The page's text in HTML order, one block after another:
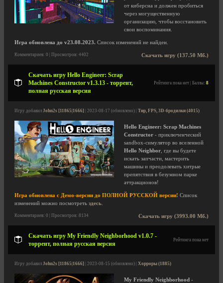
от киберсна и должен пробиться
через могущественную
организацию, чтобы восстановить
свои воспоминания.
Игра обновлена до v23.08.2023. Список изменений не найден.
Скачать игру (137.50 Мб.)
Комментариев: 0 | Просмотров: 4402
Скачать игру Hello Engineer: Scrap
Machines Constructor v1.3.13 - торрент,
полная русская версия
Рейтинга пока нет | Баллы: 8
Игру добавил John2s [11865|1666] | 2023-08-17 (обновлено) | Тир, FPS, 3D-бродилки (4015)
Hello Engineer: Scrap Machines
Constructor - приключенческий
sandbox-симулятор во вселенной
Hello Neighbor , где вы будете
искать запчасти, мастерить
машины и преодолевать хитрые
препятствия в безумном парке
аттракционов!
Игра обновлена с Демо-версии до ПОЛНОЙ РУССКОЙ версии! Список
изменений можно посмотреть здесь
Скачать игру (3993.00 Мб.)
Комментариев: 0 | Просмотров: 8134
Скачать игру My Friendly Neighborhood v1.0.7 -
торрент, полная русская версия
Рейтинга пока нет
Игру добавил John2s [11865|1666] | 2023-08-15 (обновлено) | Хорроры (1885)
My Friendly Neighborhood -